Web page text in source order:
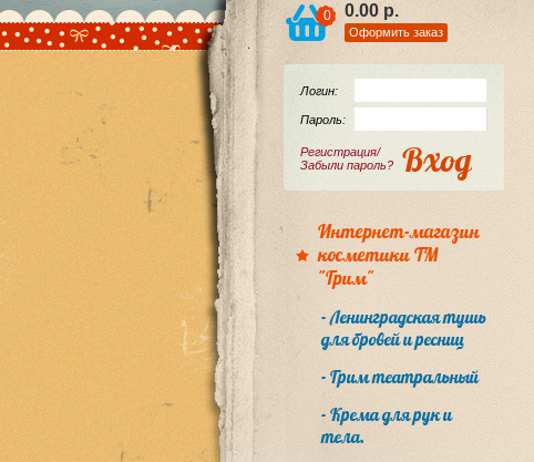
0 0.00 р.
Оформить заказ
Логин:
Пароль:
Регистрация/
Забыли пароль?
Интернет-магазин
косметики ТМ
"Грим"
Ленинградская тушь
для бровей и ресниц
Грим театральный
Крема для рук и
тела.